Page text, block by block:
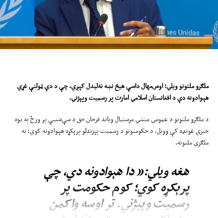
ملګرو ملتونو ویلي؛ اوس‌مهال داسې هیڅ نښه نه‌لیدل کېږي، چې د دې ټولنې غړي
هېوادونه دې د افغانستان اسلامي امارت پر رسمیت وپېژني.
د ملګرو ملتونو د عمومي منشي مرستیال ویاند فرحان حق د سې‌شنبې پر ورځ په یوه
خبري غونډه کې وویل، د حکومتونو د رسمیت پېژندلو پرېکړه هېوادونه کوي؛ نه
ملګري ملتونه.
هغه ویلي:« دا هېوادونه دي، چې
پرېکړه کوي؛ کوم حکومت پر
رسمیت وپېژني. تر اوسه واکمن